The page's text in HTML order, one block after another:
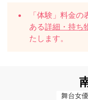
「体験」料金
ある詳細・持ち
たします。
舞台女